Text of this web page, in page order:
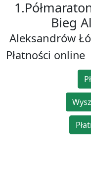
Bieg
Aleksandrów
Płatności online